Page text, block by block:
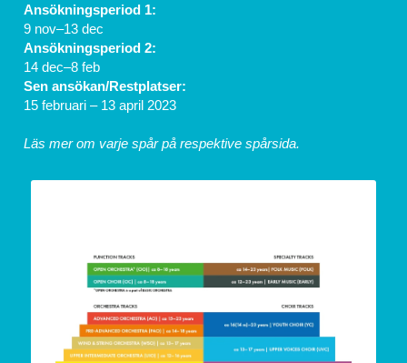
Ansökningsperiod 1:
9 nov–13 dec
Ansökningsperiod 2:
14 dec–8 feb
Sen ansökan/Restplatser:
15 februari – 13 april 2023
Läs mer om varje spår på respektive spårsida.